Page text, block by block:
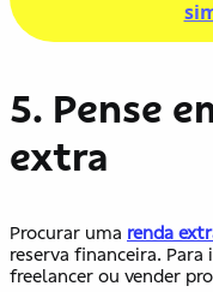
5. Pense
extra
Procurar uma renda
reserva financeira.
freelancer ou vender